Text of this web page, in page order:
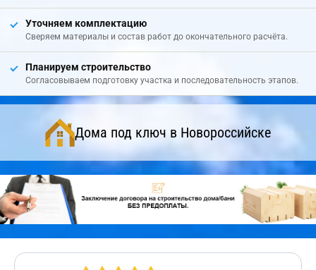
Уточняем комплектацию
Сверяем материалы и состав работ до окончательного расчёта.
Планируем строительство
Согласовываем подготовку участка и последовательность этапов.
Дома под ключ в Новороссийске